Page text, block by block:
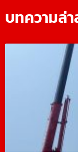
บทความล่